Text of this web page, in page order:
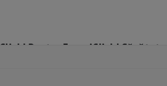
Click! Pentru FemeiClick! Sănătate